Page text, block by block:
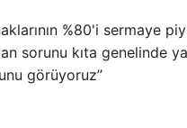
%80'i sermaye
sorunu kıta genelinde
görüyoruz”